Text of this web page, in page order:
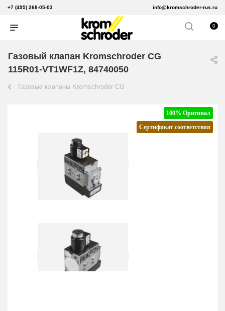
+7 (495) 268-05-03 info@kromschroder-rus.ru
0
Газовый клапан Kromschroder CG
115R01-VT1WF1Z, 84740050
Газовые клапаны Kromschroder CG
100% Оригинал
Сертификат соответствия